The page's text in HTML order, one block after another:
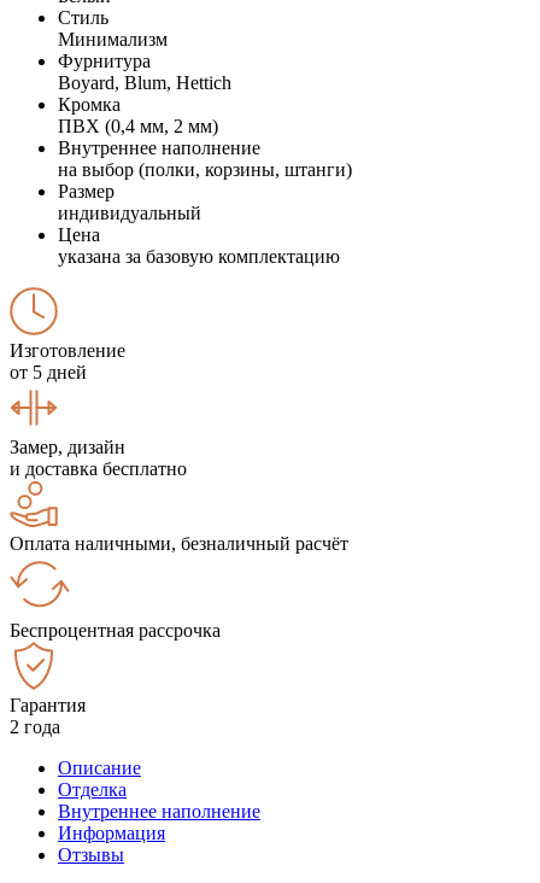
Стиль
Минимализм
Фурнитура
Boyard, Blum, Hettich
Кромка
ПВХ (0,4 мм, 2 мм)
Внутреннее наполнение
на выбор (полки, корзины, штанги)
Размер
индивидуальный
Цена
указана за базовую комплектацию
Изготовление
от 5 дней
Замер, дизайн
и доставка бесплатно
Оплата наличными, безналичный расчёт
Беспроцентная рассрочка
Гарантия
2 года
Описание
Отделка
Внутреннее наполнение
Информация
Отзывы